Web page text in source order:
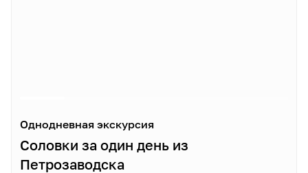
Однодневная экскурсия
Соловки за один день из
Петрозаводска